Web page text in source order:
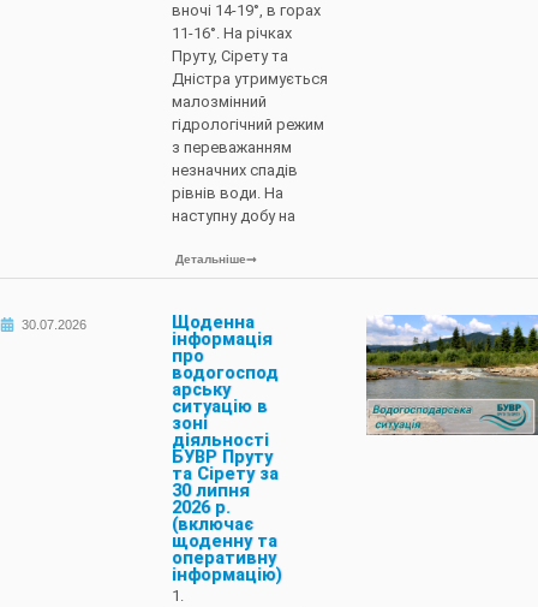
вночі 14-19°, в горах
11-16°. На річках
Пруту, Сірету та
Дністра утримується
малозмінний
гідрологічний режим
з переважанням
незначних спадів
рівнів води. На
наступну добу на
Детальніше
30.07.2026
Щоденна
інформація
про
водогоспод
арську
ситуацію в
зоні
діяльності
БУВР Пруту
та Сірету за
30 липня
2026 р.
(включає
щоденну та
оперативну
інформацію)
1.